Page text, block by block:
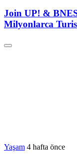
Join UP! &
Milyonlarca
Yaşam 4 hafta önce